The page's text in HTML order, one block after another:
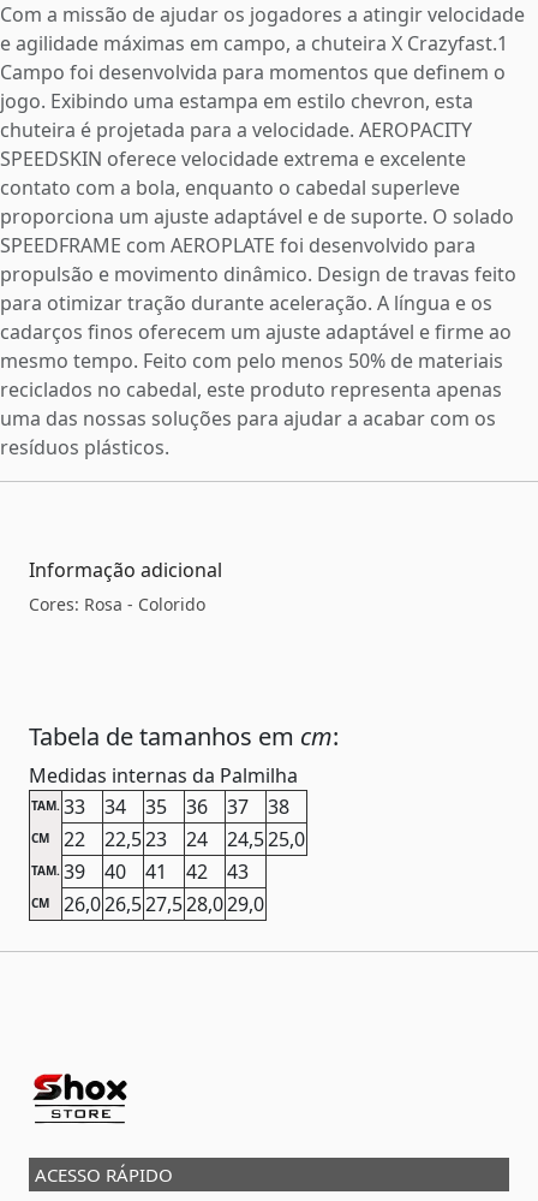
Com a missão de ajudar os jogadores a atingir velocidade
e agilidade máximas em campo, a chuteira X Crazyfast.1
Campo foi desenvolvida para momentos que definem o
jogo. Exibindo uma estampa em estilo chevron, esta
chuteira é projetada para a velocidade. AEROPACITY
SPEEDSKIN oferece velocidade extrema e excelente
contato com a bola, enquanto o cabedal superleve
proporciona um ajuste adaptável e de suporte. O solado
SPEEDFRAME com AEROPLATE foi desenvolvido para
propulsão e movimento dinâmico. Design de travas feito
para otimizar tração durante aceleração. A língua e os
cadarços finos oferecem um ajuste adaptável e firme ao
mesmo tempo. Feito com pelo menos 50% de materiais
reciclados no cabedal, este produto representa apenas
uma das nossas soluções para ajudar a acabar com os
resíduos plásticos.
Informação adicional
Cores: Rosa - Colorido
Tabela de tamanhos em cm:
Medidas internas da Palmilha
TAM. 33 34 35 36 37 38
CM 22 22,523 24 24,525,0
TAM. 39 40 41 42 43
CM 26,026,527,528,029,0
ACESSO RÁPIDO